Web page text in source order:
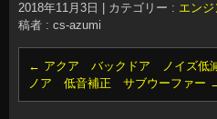
2018年11月3日 カテゴリー : エン
稿者 : cs-azumi
← アクア バックドア ノイズ低
ノア 低音補正 サブウーファー